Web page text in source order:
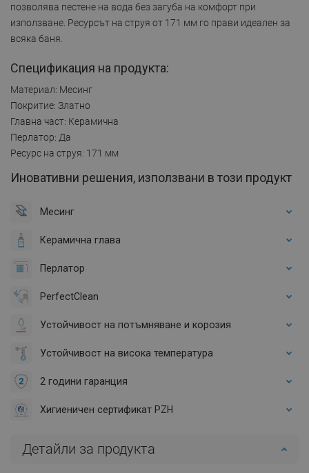
позволява пестене на вода без загуба на комфорт при
използване. Ресурсът на струя от 171 мм го прави идеален за
всяка баня.
Спецификация на продукта:
Материал: Месинг
Покритие: Златно
Главна част: Керамична
Перлатор: Да
Ресурс на струя: 171 мм
Иновативни решения, използвани в този продукт
Месинг
Керамична глава
Перлатор
PerfectClean
Устойчивост на потъмняване и корозия
Устойчивост на висока температура
2 години гаранция
Хигиеничен сертификат PZH
Детайли за продукта